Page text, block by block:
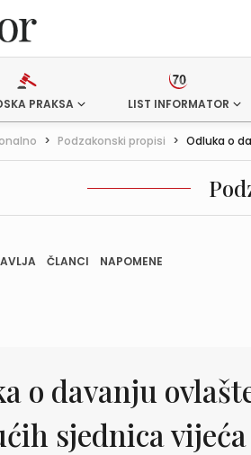
PRAKSA LIST INFORMATOR
> Podzakonski propisi > Odluka o
ČLANCI NAPOMENE
o davanju
sjednica